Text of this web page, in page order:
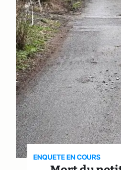
ENQUETE EN COURS